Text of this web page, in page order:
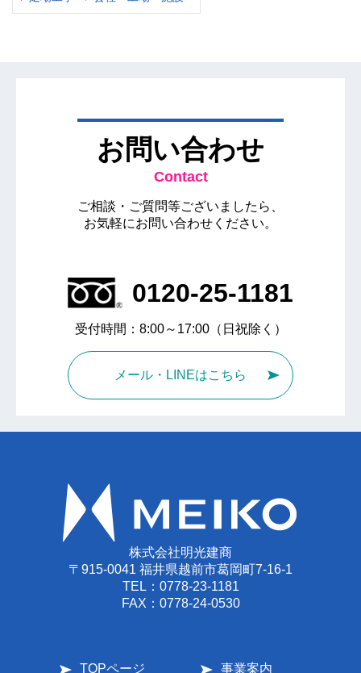
お問い合わせ
Contact
ご相談・ご質問等ございましたら、
お気軽にお問い合わせください。
0120-25-1181
受付時間：8:00～17:00（日祝除く）
メール・LINEはこちら
株式会社明光建商
〒915-0041 福井県越前市葛岡町7-16-1
TEL： 0778-23-1181
FAX：0778-24-0530
TOPページ 事業案内